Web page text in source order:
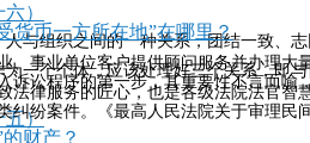
与组织之间的一种关系，团结一致、
一个个体，应该处理好三个关系，即
）
、事业单位客户提供顾问服务并办理大
法律服务的匠心，也是各级法院法官智
五）
货币一方所在地”在哪里？
诉讼程序的第一步，其重要性不言而喻
纠纷案件。《最高人民法院关于审理民间
财产？